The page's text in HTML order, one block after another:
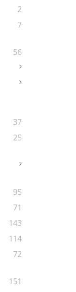
2
7
56
37
25
95
71
143
114
72
151